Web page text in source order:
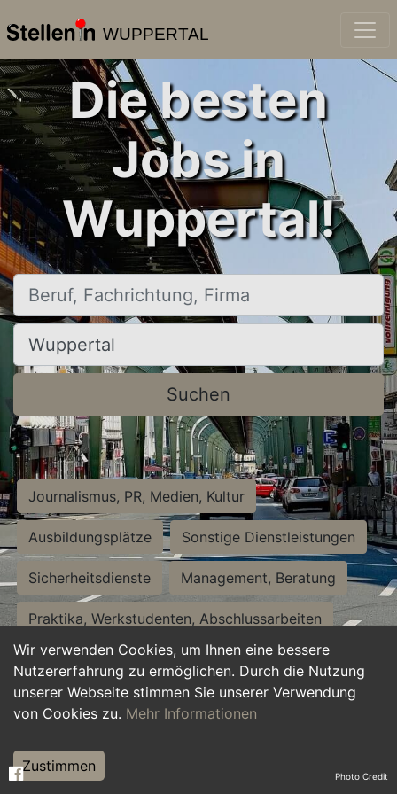
WUPPERTAL
Wir verwenden Cookies, um Ihnen eine bessere
Nutzererfahrung zu ermöglichen. Durch die Nutzung
unserer Webseite stimmen Sie unserer Verwendung
von Cookies zu. Mehr Informationen
Zustimmen
Die besten
Jobs in
Wuppertal!
Beruf, Fachrichtung, Firma
Ort, Stadt
Suchen
Journalismus, PR, Medien, Kultur
Ausbildungsplätze Sonstige Dienstleistungen
Sicherheitsdienste Management, Beratung
Praktika, Werkstudenten, Abschlussarbeiten
Personalwesen Assistenz, Sekretariat
Hilfskräfte, Aushilfs- und Nebenjobs
Weiterbildung, Studium, duale Ausbildung Photo Credit